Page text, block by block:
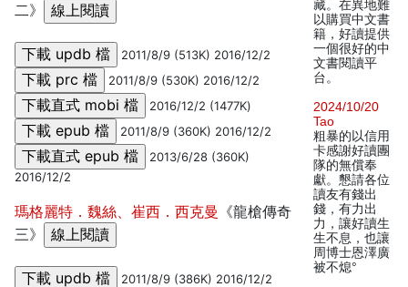
二》
2011/8/9 (513K) 2016/12/2
2011/8/9 (530K) 2016/12/2
2016/12/2 (1477K)
2011/8/9 (360K) 2016/12/2
2013/6/28 (360K)
2016/12/2
瑪格麗特．魏絲、崔西．西克曼 《龍槍傳奇
三》
2011/8/9 (386K) 2016/12/2
藏。在異地難
以購買中文書
籍，好讀提供
一個很好的中
文書閱讀平
台。
2024/10/20
Tao
粗暴的以信用
卡感謝好讀團
隊的無償奉
獻。懇請各位
讀友有錢出
錢，有力出
力，讓好讀生
生不息，也讓
周博士恩澤廣
被不熄°